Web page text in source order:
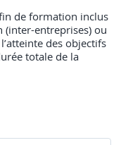
de formation inclus
(inter-entreprises) ou
des objectifs
totale de la